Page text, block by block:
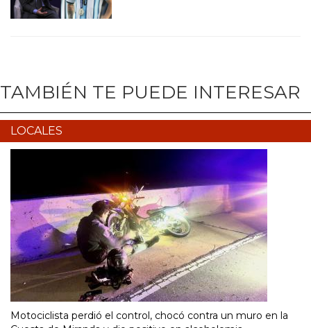
TAMBIÉN TE PUEDE INTERESAR
LOCALES
Motociclista perdió el control, chocó contra un muro en la